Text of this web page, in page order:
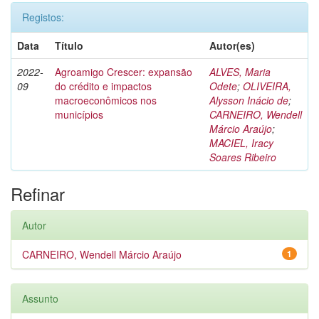
Registos:
Data
Título
Autor(es)
2022-
09
Agroamigo Crescer: expansão
do crédito e impactos
macroeconômicos nos
municípios
ALVES, Maria
Odete; OLIVEIRA,
Alysson Inácio de;
CARNEIRO, Wendell
Márcio Araújo;
MACIEL, Iracy
Soares Ribeiro
Refinar
Autor
1
CARNEIRO, Wendell Márcio Araújo
Assunto